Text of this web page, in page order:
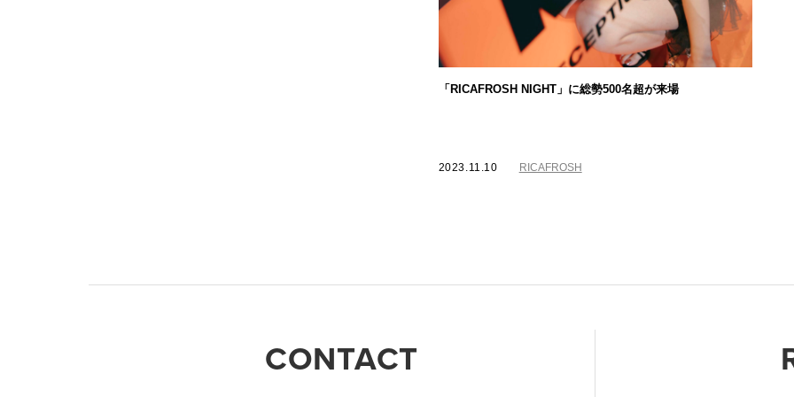
「RICAFROSH NIGHT」に総勢500名超が来場
2023.11.10 RICAFROSH
CONTACT